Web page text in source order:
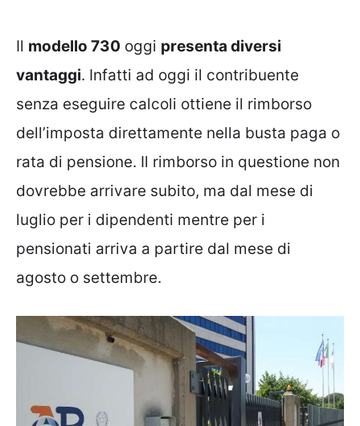
Il modello 730 oggi presenta diversi
vantaggi. Infatti ad oggi il contribuente
senza eseguire calcoli ottiene il rimborso
dell’imposta direttamente nella busta paga o
rata di pensione. Il rimborso in questione non
dovrebbe arrivare subito, ma dal mese di
luglio per i dipendenti mentre per i
pensionati arriva a partire dal mese di
agosto o settembre.